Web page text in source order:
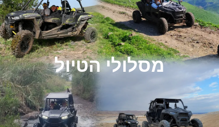
מסלולי הטיול